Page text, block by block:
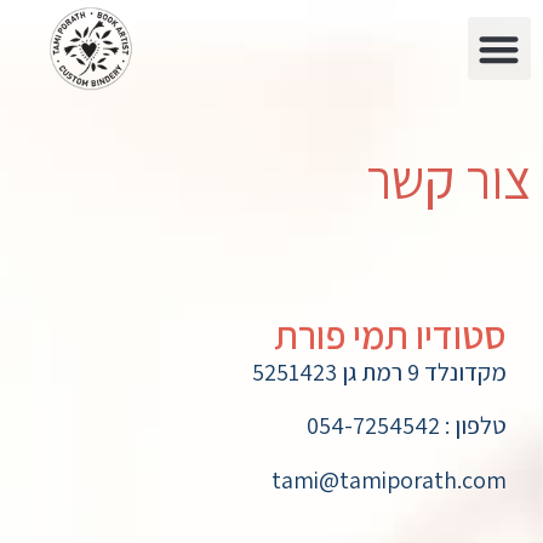
צור קשר
סטודיו תמי פורת
מקדונלד 9 רמת גן 5251423
טלפון : 054-7254542
tami@tamiporath.com